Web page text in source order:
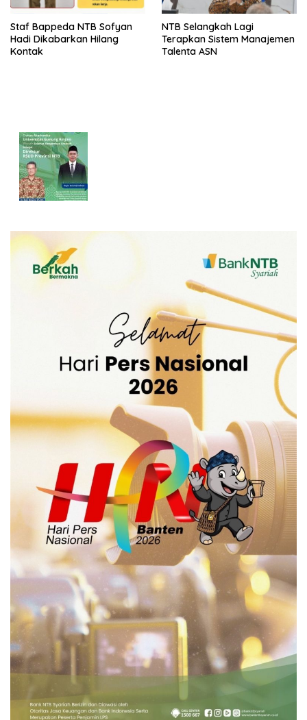
Staf Bappeda NTB Sofyan
Hadi Dikabarkan Hilang
Kontak
NTB Selangkah Lagi
Terapkan Sistem Manajemen
Talenta ASN